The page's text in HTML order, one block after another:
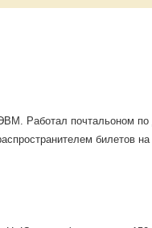
Работал почтальоном по
билетов